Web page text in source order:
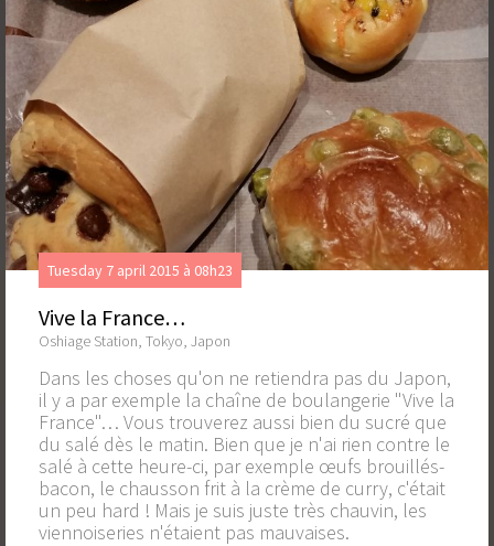
Tuesday 7 april 2015 à 08h23
Vive la France…
Oshiage Station, Tokyo, Japon
Dans les choses qu'on ne retiendra pas du Japon,
il y a par exemple la chaîne de boulangerie "Vive la
France"… Vous trouverez aussi bien du sucré que
du salé dès le matin. Bien que je n'ai rien contre le
salé à cette heure-ci, par exemple œufs brouillés-
bacon, le chausson frit à la crème de curry, c'était
un peu hard ! Mais je suis juste très chauvin, les
viennoiseries n'étaient pas mauvaises.